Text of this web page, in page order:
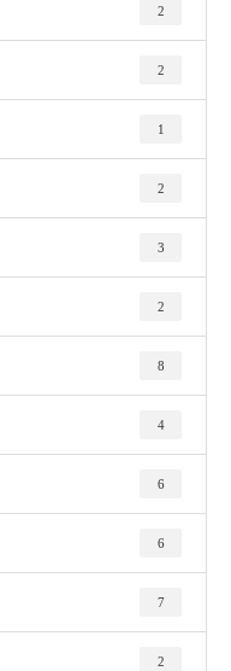
2
2
1
2
3
2
8
4
6
6
7
2